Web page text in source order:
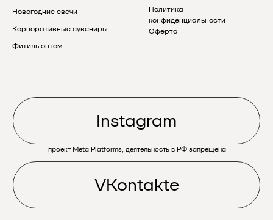
Новогодние свечи
Корпоративные сувениры
Фитиль оптом
Политика
конфиденциальности
Оферта